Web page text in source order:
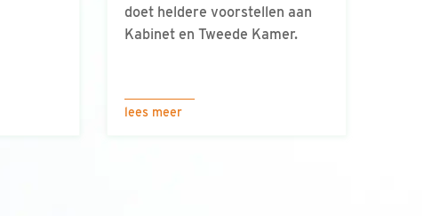
doet heldere voorstellen aan
Kabinet en Tweede Kamer.
lees meer